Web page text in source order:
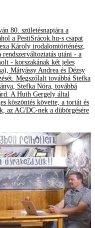
80. születésnapjára a
a PestiSrácok.hu-s csapat
Károly irodalomtörténész,
utáni - a
- korszakának két jeles
Mátyássy Andrea és Dézsy
Megszólalt továbbá Stefka
Stefka Nóra, továbbá
A Huth Gergely által
köszöntés követte, a tortát és
az AC/DC-nek a dübörgésére